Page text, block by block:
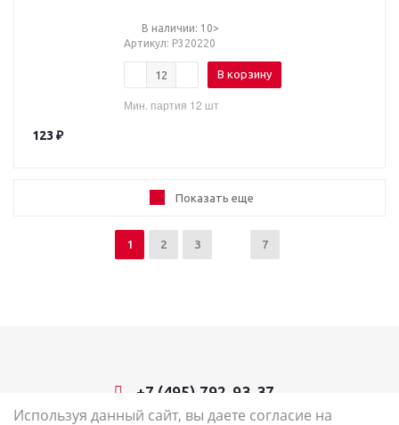
В наличии: 10>
Артикул: Р320220
В корзину
Мин. партия 12 шт
123 ₽
Показать еще
1 2 3 7
+7 (495) 792-93-37
Используя данный сайт, вы даете согласие на